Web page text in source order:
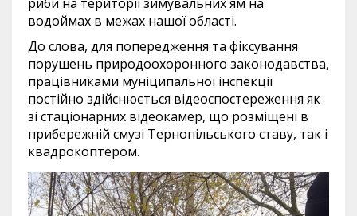
водоймах в межах нашої області.
До слова, для попередження та фіксування
порушень природоохоронного законодавства,
працівниками муніципальної інспекції
постійно здійснюється відеоспостереження як
зі стаціонарних відеокамер, що розміщені в
прибережній смузі Тернопільського ставу, так і
квадрокоптером.